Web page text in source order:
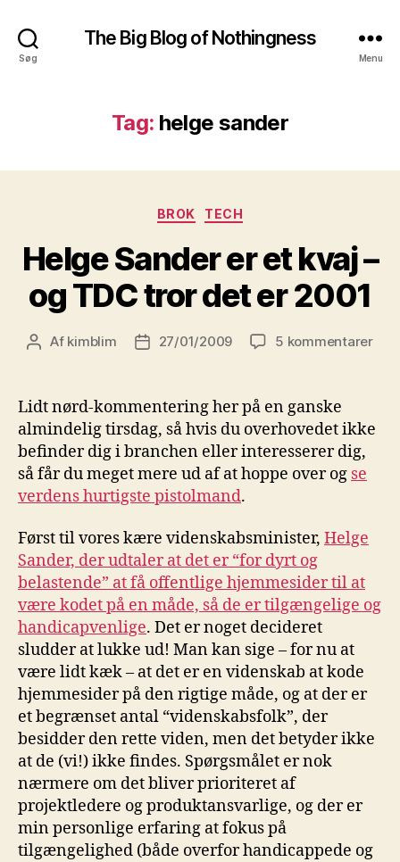
Søg
The Big Blog of Nothingness
Menu
Tag: helge sander
Kategorier
BROK TECH
Helge Sander er et kvaj –
og TDC tror det er 2001
Indlægsforfatter
Af kimblim Indlægsdato
27/01/2009 5 kommentarertil
kvaj
Lidt nørd-kommentering her på en ganske
almindelig tirsdag, så hvis du overhovedet ikke
befinder dig i branchen eller interesserer dig,
så får du meget mere ud af at hoppe over og se
verdens hurtigste pistolmand.
Først til vores kære videnskabsminister, Helge
Sander, der udtaler at det er “for dyrt og
belastende” at få offentlige hjemmesider til at
være kodet på en måde, så de er tilgængelige og
handicapvenlige. Det er noget decideret
sludder at lukke ud! Man kan sige – for nu at
være lidt kæk – at det er en videnskab at kode
hjemmesider på den rigtige måde, og at der er
et begrænset antal “videnskabsfolk”, der
besidder den rette viden, men det betyder ikke
at de (vi!) ikke findes. Spørgsmålet er nok
nærmere om det bliver prioriteret af
projektledere og produktansvarlige, og der er
min personlige erfaring at fokus på
tilgængelighed (både overfor handicappede og